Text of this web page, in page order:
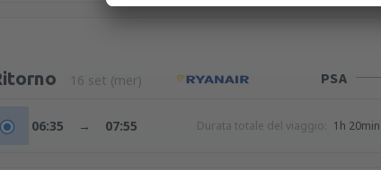
16 set (mer) PSA
06:35 → 07:55 Durata totale del viaggio: 1h 20min